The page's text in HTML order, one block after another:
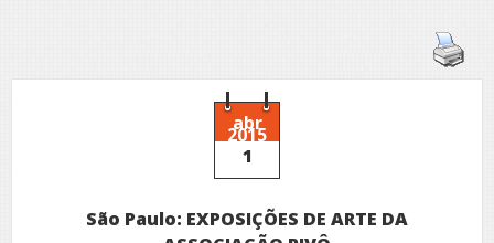
abr
2015
1
São Paulo: EXPOSIÇÕES DE ARTE DA